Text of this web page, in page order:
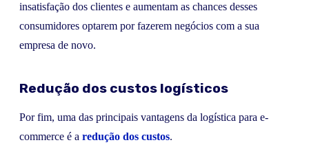
insatisfação dos clientes e aumentam as chances desses
consumidores optarem por fazerem negócios com a sua
empresa de novo.
Redução dos custos logísticos
Por fim, uma das principais vantagens da logística para e-
commerce é a redução dos custos.